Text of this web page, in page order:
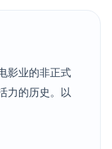
影业的非正式
力的历史。以